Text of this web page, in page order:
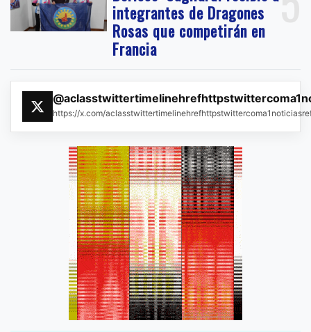
integrantes de Dragones
Rosas que competirán en
Francia
https://x.com/